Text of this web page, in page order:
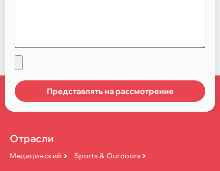
Представлять на рассмотрение
Отрасли
Медицинский Sports & Outdoors